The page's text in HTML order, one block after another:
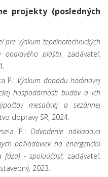
projekty (posledných
pre výskum tepelnotechnických
obalového plášťa, zadávateľ:
P.: Výskum dopadu hodinovej
hospodárnosti budov a ich
mesačnej a sezónnej
dopravy SR, 2024.
P.: Odvodenie nákladovo
požiadaviek na energetickú
fáza) - spoluúčasť, zadávateľ:
2023.